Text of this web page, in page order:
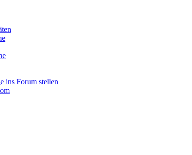
ins Forum stellen